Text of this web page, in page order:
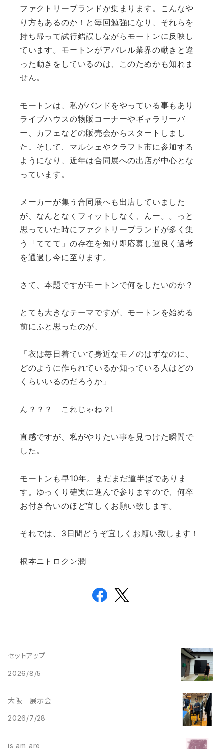
ファクトリーブランドが集まり ます。こんなや
り方もあるのか！と毎回勉強になり、 それらを
持ち帰って試行錯誤しながらモートンに反映し
ています。 モートンがアパレル業界の動きと違
った動きをしているのは、
このためかも知れま
せん。
モートンは、 私がバンドをやっている事もあり
ライブハウスの物販コーナーやギャラリーバ
ー、カフェなどの販売会からスタートしまし
た。 そして、マルシェやクラフト市に参加する
ようになり、 近年は合同展への出店が中心とな
っています。
メーカーが集う合同展へも出店していました
が、 なんとなくフィットしなく、んー。。 っと
思っていた時にファクトリーブランドが多く集
う「ててて」 の存在を知り即応募し運良く選考
を通過し今に至ります。
さて、本題ですがモートンで何をしたいのか？
とても大きなテーマですが、 モートンを始める
前にふと思ったのが、
「衣は毎日着ていて身近なモノのはずなのに、
どのように作られているか知っている人はどの
くらいいるのだろうか」
ん？？？ これじゃね？!
直感ですが、私がやりたい事を見つけた瞬間で
した。
モートンも早10年。まだまだ道半ばでありま
す。 ゆっくり確実に進んで参りますので、何卒
お付き合いのほど宜しくお願い致します。
それでは、3日間どうぞ宜しくお願い致します！
根本ニトロクン潤
セットアップ
2026/8/5
大阪 展示会
2026/7/28
is am are